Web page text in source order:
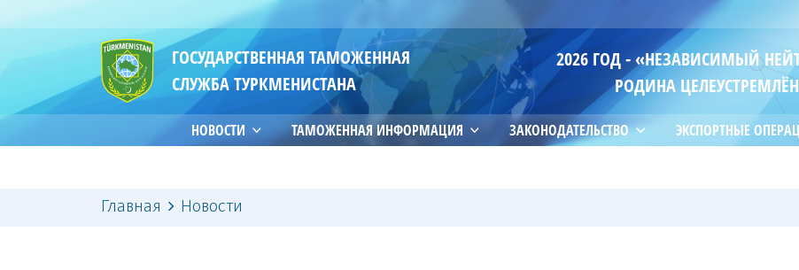
ГОСУДАРСТВЕННАЯ ТАМОЖЕННАЯ
СЛУЖБА ТУРКМЕНИСТАНА
2026 ГОД - «НЕЗАВИСИМЫЙ
РОДИНА
НОВОСТИ ТАМОЖЕННАЯ ИНФОРМАЦИЯ ЗАКОНОДАТЕЛЬСТВО ЭКСПОРТНЫЕ
Главная Новости